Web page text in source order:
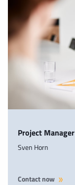
Project Manager
Sven Horn
Contact now